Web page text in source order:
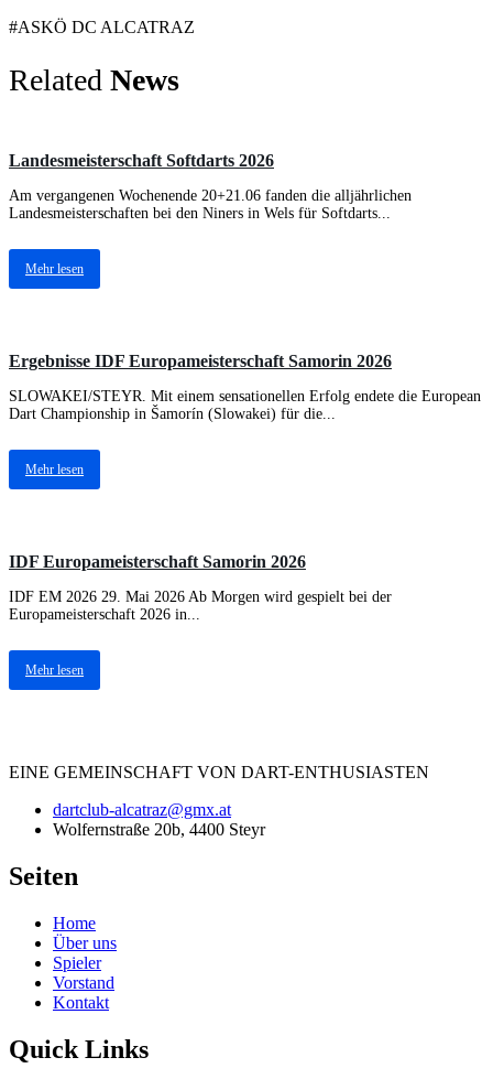
#ASKÖ DC ALCATRAZ
Related News
Landesmeisterschaft Softdarts 2026
Am vergangenen Wochenende 20+21.06 fanden die alljährlichen
Landesmeisterschaften bei den Niners in Wels für Softdarts...
Mehr lesen
Ergebnisse IDF Europameisterschaft Samorin 2026
SLOWAKEI/STEYR. Mit einem sensationellen Erfolg endete die European
Dart Championship in Šamorín (Slowakei) für die...
Mehr lesen
IDF Europameisterschaft Samorin 2026
IDF EM 2026 29. Mai 2026 Ab Morgen wird gespielt bei der
Europameisterschaft 2026 in...
Mehr lesen
EINE GEMEINSCHAFT VON DART-ENTHUSIASTEN
dartclub-alcatraz@gmx.at
Wolfernstraße 20b, 4400 Steyr
Seiten
Home
Über uns
Spieler
Vorstand
Kontakt
Quick Links